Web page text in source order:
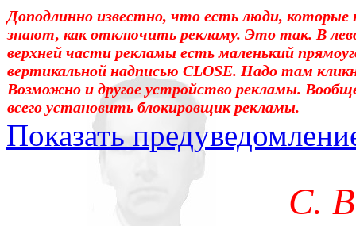
Доподлинно известно, что есть люди, которые
знают, как отключить рекламу. Это так. В
верхней части рекламы есть маленький
вертикальной надписью CLOSE. Надо там
Возможно и другое устройство рекламы.
всего установить блокировщик рекламы.
Показать
Уважаемые! Умоляю: не
отошли от суеты. – Перед
С.